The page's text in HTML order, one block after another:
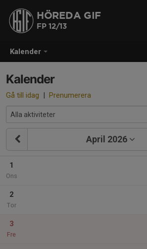
Kalender
HÖREDA GIF
FP 12/13
Kalender
Gå till idag | Prenumerera
April 2026
1
Ons
2
Tor
3
Fre